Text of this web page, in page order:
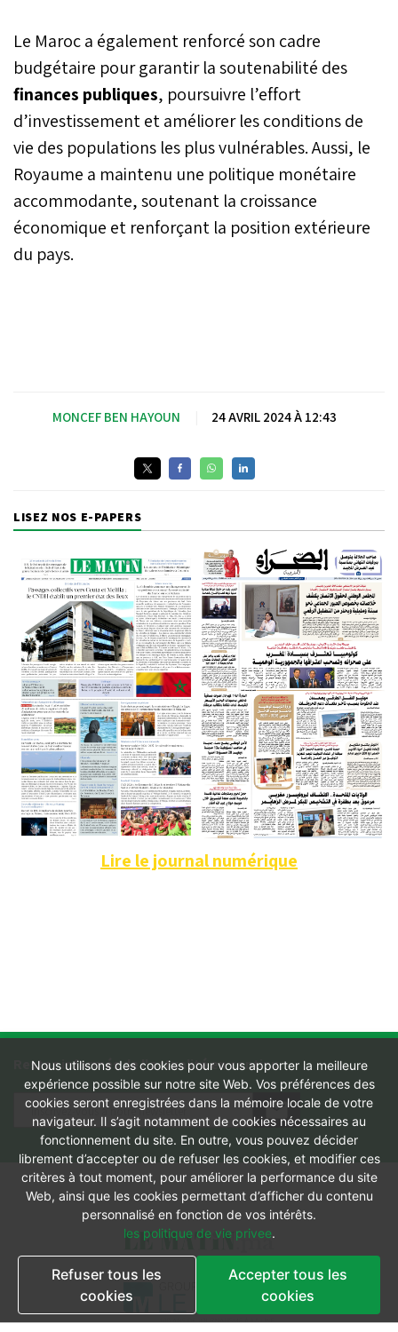
Le Maroc a également renforcé son cadre
budgétaire pour garantir la soutenabilité des
finances publiques, poursuivre l’effort
d’investissement et améliorer les conditions de
vie des populations les plus vulnérables. Aussi, le
Royaume a maintenu une politique monétaire
accommodante, soutenant la croissance
économique et renforçant la position extérieure
du pays.
MONCEF BEN HAYOUN 24 AVRIL 2024 À 12:43
LISEZ NOS E-PAPERS
Lire le journal numérique
Restez informés de l'actualité en continu
Nous utilisons des cookies pour vous apporter la meilleure
expérience possible sur notre site Web. Vos préférences des
cookies seront enregistrées dans la mémoire locale de votre
navigateur. Il s’agit notamment de cookies nécessaires au
fonctionnement du site. En outre, vous pouvez décider
librement d’accepter ou de refuser les cookies, et modifier ces
critères à tout moment, pour améliorer la performance du site
Web, ainsi que les cookies permettant d’afficher du contenu
personnalisé en fonction de vos intérêts.
les politique de vie privee.
Refuser tous les
cookies
Accepter tous les
cookies